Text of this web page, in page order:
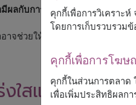
ผลกับการจัดส่งหรือไม่?
าจช่วยให้สามารถจัดส่งได้ตรงเว
ใสและความเชื่
คุกกี้เพื่อการวิเคราะ
โดยการเก็บรวบรวม
คุกกี้เพื่อการโฆ
คุกกี้ในส่วนการตลาด
เพื่อเพิ่มประสิทธิผล